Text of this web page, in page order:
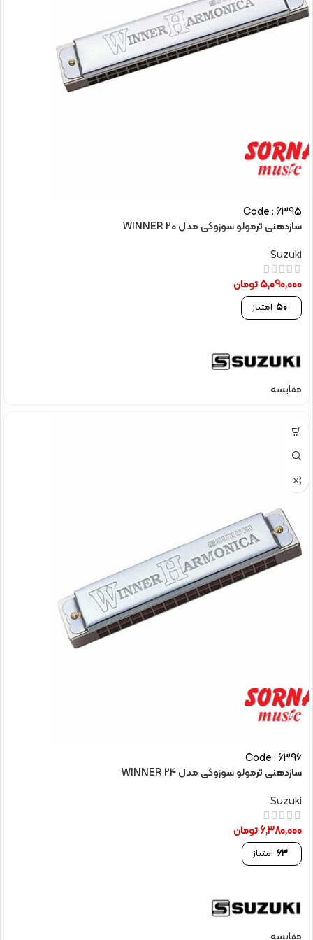
Code : 6395
سازدهنی ترمولو سوزوکی مدل WINNER 20
Suzuki
5,090,000تومان
50 امتیاز
مقایسه
Code : 6396
سازدهنی ترمولو سوزوکی مدل WINNER 24
Suzuki
6,380,000تومان
63 امتیاز
مقایسه